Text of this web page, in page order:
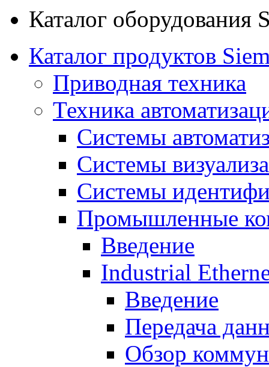
Каталог оборудования
Каталог продуктов
Приводная техника
Техника
Системы
Системы
Системы
Промышленные
Введение
Industrial
Введение
Передача
Обзор